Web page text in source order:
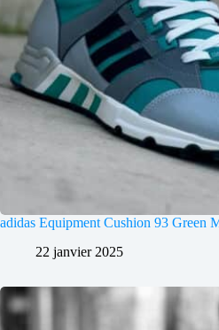
adidas Equipment Cushion 93 Green
22 janvier 2025